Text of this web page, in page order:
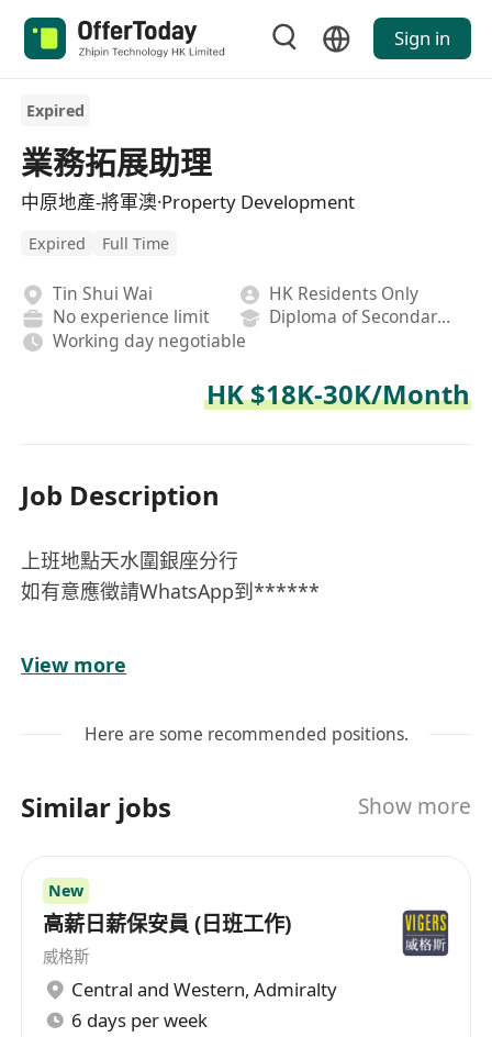
Sign in
Expired
業務拓展助理
中原地產-將軍澳·Property Development
Expired Full Time
Tin Shui Wai
HK Residents Only
No experience limit
Diploma of Secondary School
Working day negotiable
HK $18K-30K/Month
Job Description
上班地點天水圍銀座分行
如有意應徵請WhatsApp到******
1. 職位描述
排，適合有志投身地產行業人士，公司提供全面在
• 安排睇樓、協助製作樓盤推廣資料
• 跟進客戶需要，學習物業買賣流程
• 配合團隊完成日常銷售支援工作
3. 職位要求
View more
Here are some recommended positions.
Similar jobs Show more
New
高薪日薪保安員 (日班工作)
威格斯
Central and Western, Admiralty
6 days per week